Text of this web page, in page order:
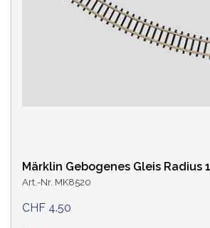
Märklin Gebogenes Gleis Radius
Art.-Nr. MK8520
CHF 4.50